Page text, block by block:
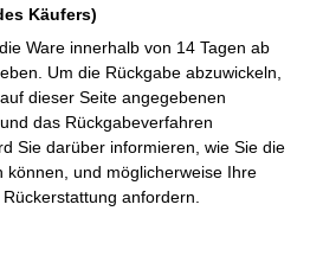
Käufers)
Ware innerhalb von 14 Tagen ab
Um die Rückgabe abzuwickeln,
dieser Seite angegebenen
das Rückgabeverfahren
Sie darüber informieren, wie Sie die
können, und möglicherweise Ihre
anfordern.